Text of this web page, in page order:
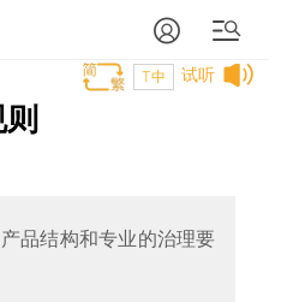
试听
T中
品结构和专业的治理要